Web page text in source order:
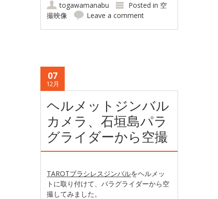
togawamanabu Posted in 空
撮映像
Leave a comment
07
12月
ヘルメットジンバル
カメラ、石垣島パラ
グライダーから空撮
TAROTブラシレスジンバルをヘルメッ
トに取り付けて、パラグライダーから空
撮してみました。